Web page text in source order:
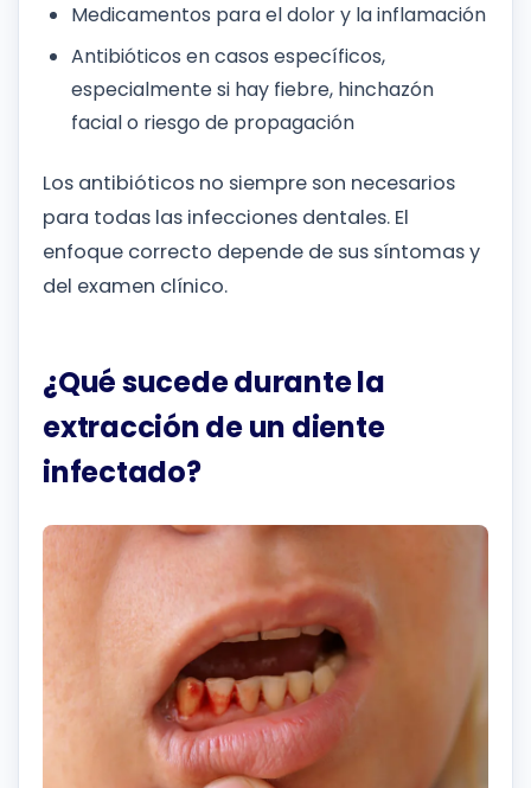
Medicamentos para el dolor y la inflamación
Antibióticos en casos específicos,
especialmente si hay fiebre, hinchazón
facial o riesgo de propagación
Los antibióticos no siempre son necesarios
para todas las infecciones dentales. El
enfoque correcto depende de sus síntomas y
del examen clínico.
¿Qué sucede durante la
extracción de un diente
infectado?